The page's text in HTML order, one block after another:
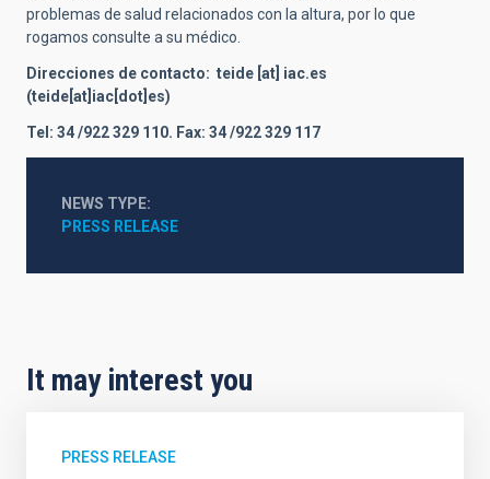
problemas de salud relacionados con la altura, por lo que
rogamos consulte a su médico.
Direcciones de contacto: teide [at] iac.es
(teide[at]iac[dot]es)
Tel: 34 /922 329 110. Fax: 34 /922 329 117
NEWS TYPE
PRESS RELEASE
It may interest you
PRESS RELEASE